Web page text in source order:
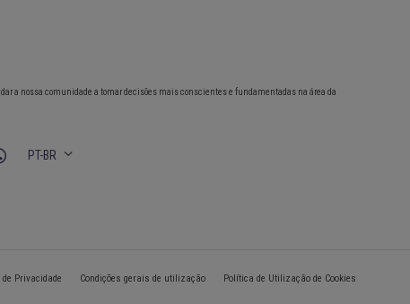
a nossa comunidade a tomar decisões mais conscientes e fundamentadas na área da
PT-BR
de Privacidade Condições gerais de utilização Política de Utilização de Cookies